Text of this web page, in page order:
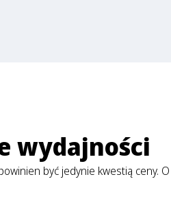
wydajności
być jedynie kwestią ceny.